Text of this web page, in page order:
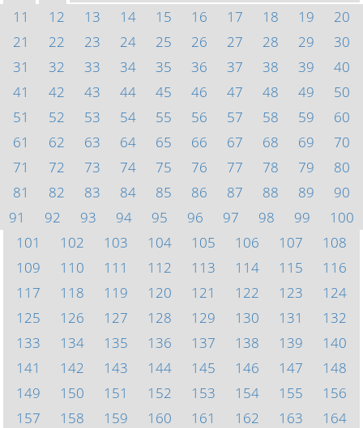
11
12 13 14 15 16 17 18 19
20
21
22 23 24 25 26 27 28 29
30
31
32 33 34 35 36 37 38 39
40
41
42 43 44 45 46 47 48 49
50
51
52 53 54 55 56 57 58 59
60
61
62 63 64 65 66 67 68 69
70
71
72 73 74 75 76 77 78 79
80
81
82 83 84 85 86 87 88 89
90
91
92 93 94 95 96 97 98 99
100
101
102 103 104 105 106 107
108
109
110 111 112 113 114 115
116
117
118 119 120 121 122 123
124
125
126 127 128 129 130 131
132
133
134 135 136 137 138 139
140
141
142 143 144 145 146 147
148
149
150 151 152 153 154 155
156
157
158 159 160 161 162 163
164